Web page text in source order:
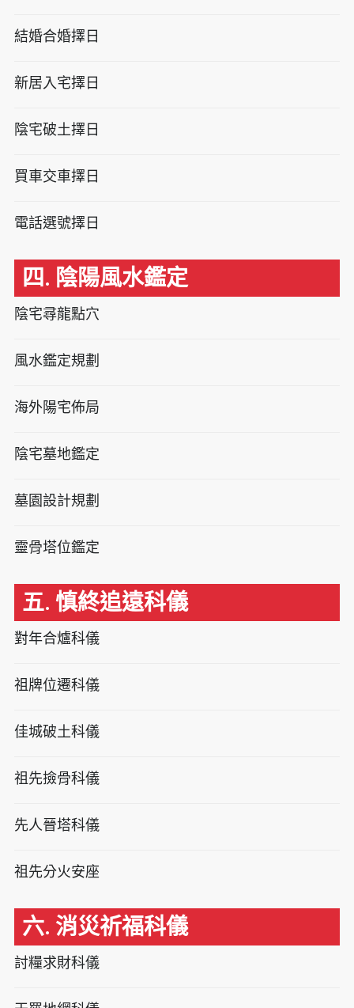
結婚合婚擇日
新居入宅擇日
陰宅破土擇日
買車交車擇日
電話選號擇日
四. 陰陽風水鑑定
陰宅尋龍點穴
風水鑑定規劃
海外陽宅佈局
陰宅墓地鑑定
墓園設計規劃
靈骨塔位鑑定
五. 慎終追遠科儀
對年合爐科儀
祖牌位遷科儀
佳城破土科儀
祖先撿骨科儀
先人晉塔科儀
祖先分火安座
六. 消災祈福科儀
討糧求財科儀